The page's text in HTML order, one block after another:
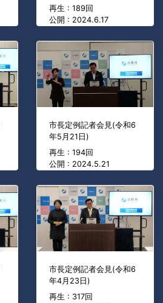
再生 : 189回
公開 : 2024.6.17
市長定例記者会見(令和6
年5月21日)
再生 : 194回
公開 : 2024.5.21
市長定例記者会見(令和6
年4月23日)
再生 : 317回